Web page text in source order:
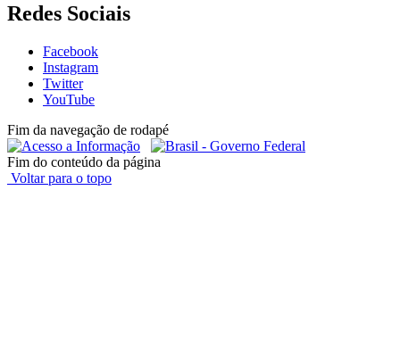
Redes Sociais
Facebook
Instagram
Twitter
YouTube
Fim da navegação de rodapé
Fim do conteúdo da página
Voltar para o topo